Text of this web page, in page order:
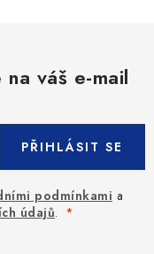
váš e-mail
podmínkami a
údajů.
PŘIHLÁSIT SE